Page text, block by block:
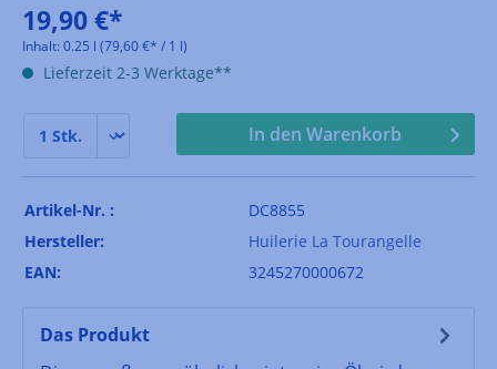
19,90 €*
Inhalt: 0.25 l (79,60 €* / 1 l)
Lieferzeit 2-3 Werktage**
In den Warenkorb
Artikel-Nr. :
DC8855
Hersteller:
Huilerie La Tourangelle
EAN:
3245270000672
Das Produkt